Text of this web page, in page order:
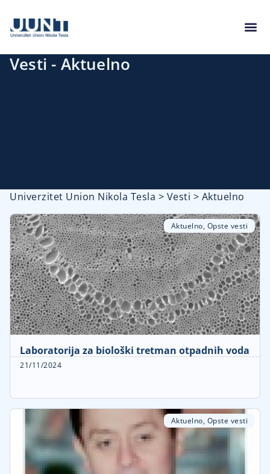
Vesti - Aktuelno
Univerzitet Union Nikola Tesla > Vesti > Aktuelno
Aktuelno, Opste vesti
Laboratorija za biološki tretman otpadnih voda
21/11/2024
Aktuelno, Opste vesti